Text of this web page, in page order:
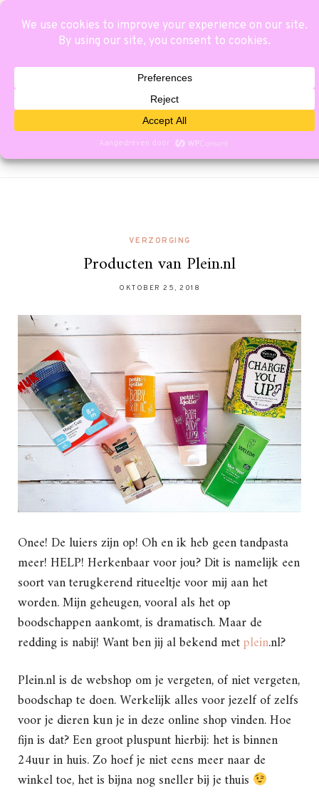
VERZORGING
Producten van Plein.nl
OKTOBER 25, 2018
Onee! De luiers zijn op! Oh en ik heb geen tandpasta
meer! HELP! Herkenbaar voor jou? Dit is namelijk een
soort van terugkerend ritueeltje voor mij aan het
worden. Mijn geheugen, vooral als het op
boodschappen aankomt, is dramatisch. Maar de
redding is nabij! Want ben jij al bekend metplein.nl?
Plein.nl is de webshop om je vergeten, of niet vergeten,
boodschap te doen. Werkelijk alles voor jezelf of zelfs
voor je dieren kun je in deze online shop vinden. Hoe
fijn is dat? Een groot pluspunt hierbij: het is binnen
24uur in huis. Zo hoef je niet eens meer naar de
winkel toe, het is bijna nog sneller bij je thuis